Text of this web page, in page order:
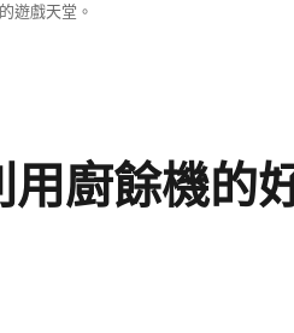
遊戲天堂。
廚餘機的